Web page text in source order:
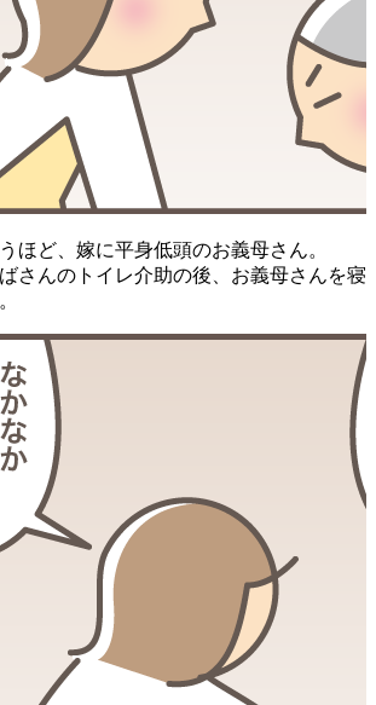
ほど、嫁に平身低頭のお義母さん。
さんのトイレ介助の後、お義母さんを寝